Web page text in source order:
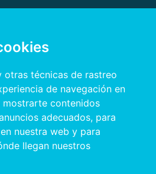
otras técnicas de rastreo
de navegación en
mostrarte contenidos
adecuados, para
nuestra web y para
llegan nuestros
a resultados